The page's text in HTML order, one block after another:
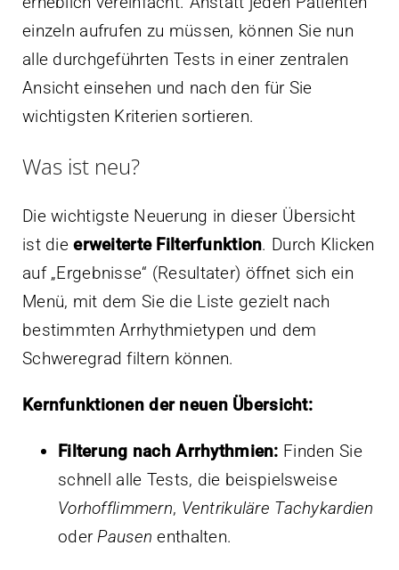
einzeln aufrufen zu müssen, können Sie nun
alle durchgeführten Tests in einer zentralen
Ansicht einsehen und nach den für Sie
wichtigsten Kriterien sortieren.
Was ist neu?
Die wichtigste Neuerung in dieser Übersicht
ist dieerweiterte Filterfunktion. Durch Klicken
auf „Ergebnisse“ (Resultater) öffnet sich ein
Menü, mit dem Sie die Liste gezielt nach
bestimmten Arrhythmietypen und dem
Schweregrad filtern können.
Kernfunktionen der neuen Übersicht:
Filterung nach Arrhythmien: Finden Sie
schnell alle Tests, die beispielsweise
Vorhofflimmern, Ventrikuläre Tachykardien
oderPausen enthalten.